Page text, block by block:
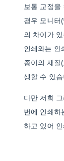
보통 교정을
경우 모니터
의 차이가
인쇄와는 인
종이의 재질
생할 수 있습
다만 저희
번에 인쇄하
하고 있어